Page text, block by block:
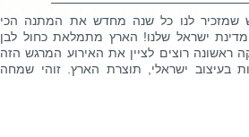
שמזכיר לנו כל שנה מחדש את המתנה הכי
ישראל שלנו! הארץ מתמלאת כחול לבן
ראשונה רוצים לציין את האירוע המרגש הזה
בעיצוב ישראלי, תוצרת הארץ. זוהי שמחה